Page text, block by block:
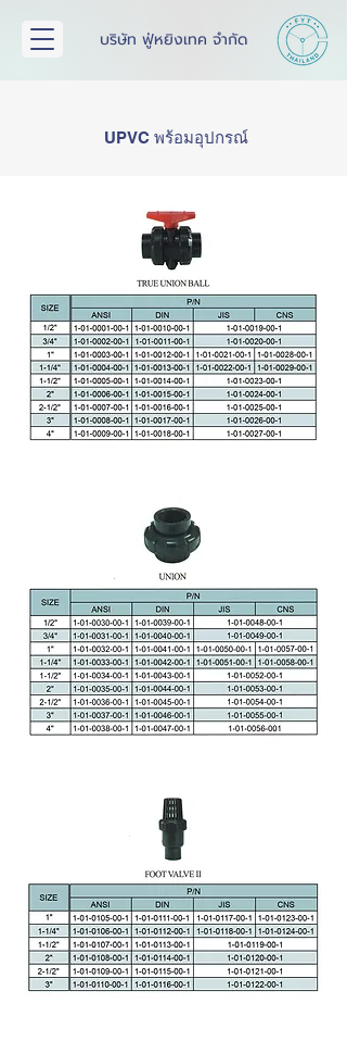
บริษัท ฟู่หยิงเทค จำกัด
UPVC พร้อมอุปกรณ์